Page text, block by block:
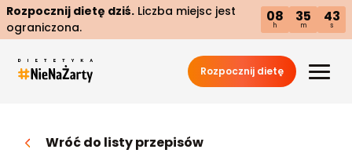
Rozpocznij dietę dziś. Liczba miejsc jest
ograniczona.
08
h
35
m
42
s
Rozpocznij dietę
Wróć do listy przepisów